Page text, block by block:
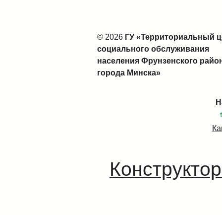
© 2026 ГУ «Территориальный
социального обслуживания
населения Фрунзенского
города Минска»